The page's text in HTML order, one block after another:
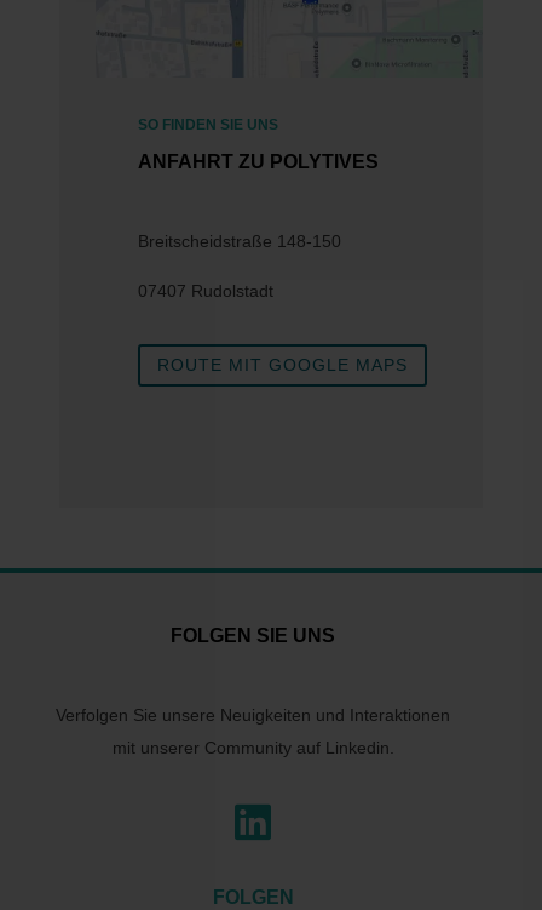
SO FINDEN SIE UNS
ANFAHRT ZU POLYTIVES
Breitscheidstraße 148-150
07407 Rudolstadt
ROUTE MIT GOOGLE MAPS
FOLGEN SIE UNS
Verfolgen Sie unsere Neuigkeiten und Interaktionen
mit unserer Community auf Linkedin.

FOLGEN